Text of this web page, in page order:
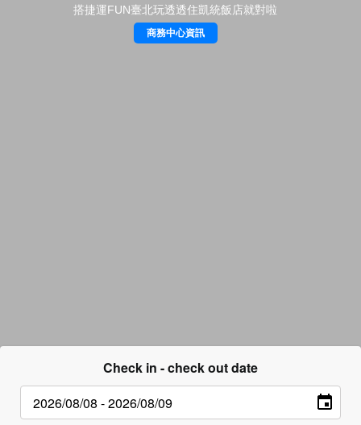
搭捷運FUN臺北玩透透住凱統飯店就對啦
商務中心資訊
Check in - check out date